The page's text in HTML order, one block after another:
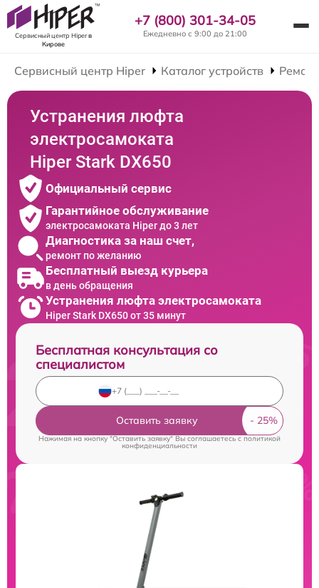
Сервисный центр Hiperв
Кирове
+7 (800) 301-34-05
Ежедневно с 9:00 до 21:00
Сервисный центр Hiper Каталог устройств
Устранения люфта
электросамоката
Hiper Stark DX650
Официальный сервис
Гарантийное обслуживание
электросамоката Hiper до 3 лет
Диагностика за наш счет,
ремонт по желанию
Бесплатный выезд курьера
в день обращения
Устранения люфта электросамоката
Hiper Stark DX650 от 35 минут
Бесплатная консультация со
специалистом
Оставить заявку
Нажимая на кнопку "Оставить заявку" Вы соглашаетесь cполитикой
конфиденциальности